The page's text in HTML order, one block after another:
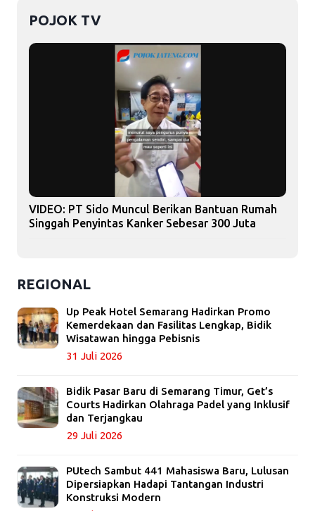
POJOK TV
VIDEO: PT Sido Muncul Berikan Bantuan Rumah
Singgah Penyintas Kanker Sebesar 300 Juta
REGIONAL
Up Peak Hotel Semarang Hadirkan Promo
Kemerdekaan dan Fasilitas Lengkap, Bidik
Wisatawan hingga Pebisnis
31 Juli 2026
Bidik Pasar Baru di Semarang Timur, Get’s
Courts Hadirkan Olahraga Padel yang Inklusif
dan Terjangkau
29 Juli 2026
PUtech Sambut 441 Mahasiswa Baru, Lulusan
Dipersiapkan Hadapi Tantangan Industri
Konstruksi Modern